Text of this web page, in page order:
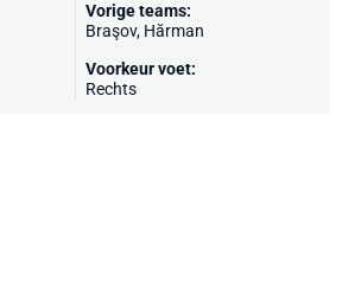
Vorige teams:
Braşov, Hărman
Voorkeur voet:
Rechts